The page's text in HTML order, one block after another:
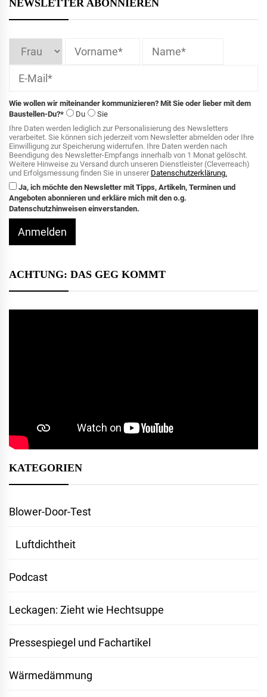
NEWSLETTER ABONNIEREN
Wie wollen wir miteinander kommunizieren? Mit Sie oder lieber mit dem
Baustellen-Du?*
Du
Sie
Ihre Daten werden lediglich zur Personalisierung des Newsletters
verarbeitet. Sie können sich jederzeit vom Newsletter abmelden oder Ihre
Einwilligung zur Speicherung widerrufen. Ihre Daten werden nach
Beendigung des Newsletter-Empfangs innerhalb von 1 Monat gelöscht.
Weitere Hinweise zu Versand durch unseren Dienstleister (Cleverreach)
und Erfolgsmessung finden Sie in unserer Datenschutzerklärung.
Ja, ich möchte den Newsletter mit Tipps, Artikeln, Terminen und
Angeboten abonnieren und erkläre mich mit den o.g.
Datenschutzhinweisen einverstanden.
Anmelden
ACHTUNG: DAS GEG KOMMT
KATEGORIEN
Blower-Door-Test
Luftdichtheit
Podcast
Leckagen: Zieht wie Hechtsuppe
Pressespiegel und Fachartikel
Wärmedämmung